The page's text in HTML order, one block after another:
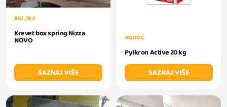
887,78 €
Krevet box spring Nizza
NOVO
SAZNAJ VIŠE
40,00 €
Pylkron Active 20 kg
SAZNAJ VIŠE